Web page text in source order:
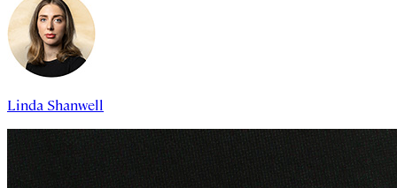
Linda Shanwell